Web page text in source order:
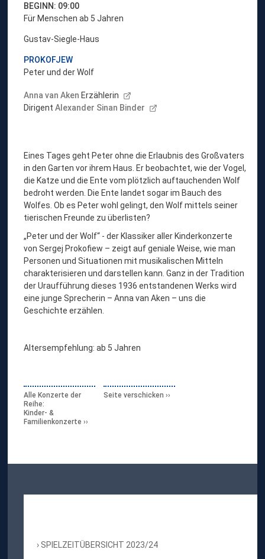
BEGINN: 09:00
Für Menschen ab 5 Jahren
Gustav-Siegle-Haus
PROKOFJEW
Peter und der Wolf
Anna van AkenErzählerin
DirigentAlexander Sinan Binder
Eines Tages geht Peter ohne die Erlaubnis des Großvaters
in den Garten vor ihrem Haus. Er beobachtet, wie der Vogel,
die Katze und die Ente vom plötzlich auftauchenden Wolf
bedroht werden. Die Ente landet sogar im Bauch des
Wolfes. Ob es Peter wohl gelingt, den Wolf mittels seiner
tierischen Freunde zu überlisten?
„Peter und der Wolf“ - der Klassiker aller Kinderkonzerte
von Sergej Prokofiew – zeigt auf geniale Weise, wie man
Personen und Situationen mit musikalischen Mitteln
charakterisieren und darstellen kann. Ganz in der Tradition
der Uraufführung dieses 1936 entstandenen Werks wird
eine junge Sprecherin – Anna van Aken – uns die
Geschichte erzählen.
Altersempfehlung: ab 5 Jahren
Alle Konzerte der
Reihe:
Kinder- &
Familienkonzerte
Seite verschicken
SPIELZEITÜBERSICHT 2023/24